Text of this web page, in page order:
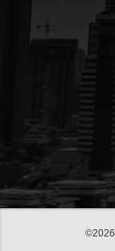
©2026